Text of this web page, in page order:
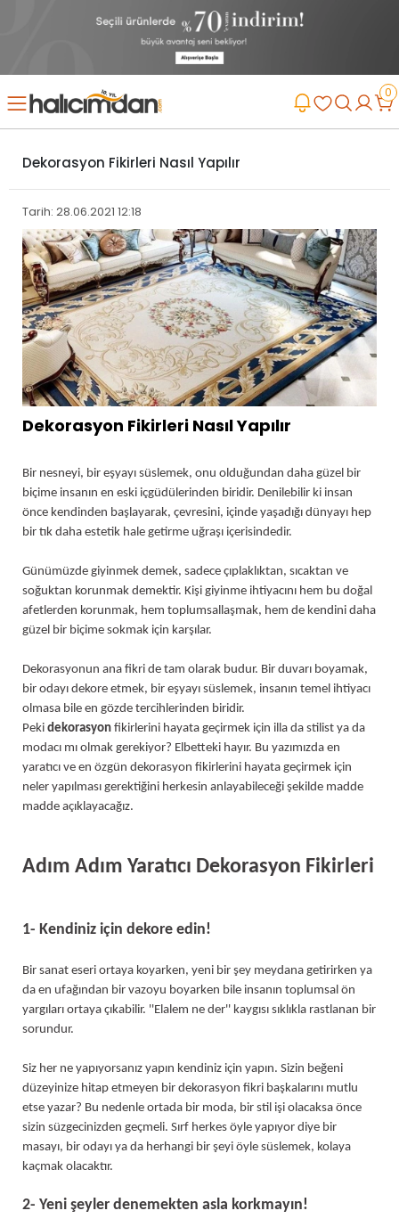
0
Dekorasyon Fikirleri Nasıl Yapılır
Tarih: 28.06.2021 12:18
Dekorasyon Fikirleri Nasıl Yapılır
Bir nesneyi, bir eşyayı süslemek, onu olduğundan daha güzel bir
biçime insanın en eski içgüdülerinden biridir. Denilebilir ki insan
önce kendinden başlayarak, çevresini, içinde yaşadığı dünyayı hep
bir tık daha estetik hale getirme uğraşı içerisindedir.
Günümüzde giyinmek demek, sadece çıplaklıktan, sıcaktan ve
soğuktan korunmak demektir. Kişi giyinme ihtiyacını hem bu doğal
afetlerden korunmak, hem toplumsallaşmak, hem de kendini daha
güzel bir biçime sokmak için karşılar.
Dekorasyonun ana fikri de tam olarak budur. Bir duvarı boyamak,
bir odayı dekore etmek, bir eşyayı süslemek, insanın temel ihtiyacı
olmasa bile en gözde tercihlerinden biridir.
Peki dekorasyon fikirlerini hayata geçirmek için illa da stilist ya da
modacı mı olmak gerekiyor? Elbetteki hayır. Bu yazımızda en
yaratıcı ve en özgün dekorasyon fikirlerini hayata geçirmek için
neler yapılması gerektiğini herkesin anlayabileceği şekilde madde
madde açıklayacağız.
Adım Adım Yaratıcı Dekorasyon Fikirleri
1- Kendiniz için dekore edin!
Bir sanat eseri ortaya koyarken, yeni bir şey meydana getirirken ya
da en ufağından bir vazoyu boyarken bile insanın toplumsal ön
yargıları ortaya çıkabilir. ''Elalem ne der'' kaygısı sıklıkla rastlanan bir
sorundur.
Siz her ne yapıyorsanız yapın kendiniz için yapın. Sizin beğeni
düzeyinize hitap etmeyen bir dekorasyon fikri başkalarını mutlu
etse yazar? Bu nedenle ortada bir moda, bir stil işi olacaksa önce
sizin süzgecinizden geçmeli. Sırf herkes öyle yapıyor diye bir
masayı, bir odayı ya da herhangi bir şeyi öyle süslemek, kolaya
kaçmak olacaktır.
2- Yeni şeyler denemekten asla korkmayın!